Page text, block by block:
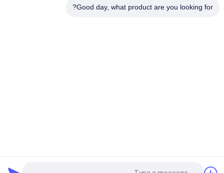
Good day, what product are you looking for?